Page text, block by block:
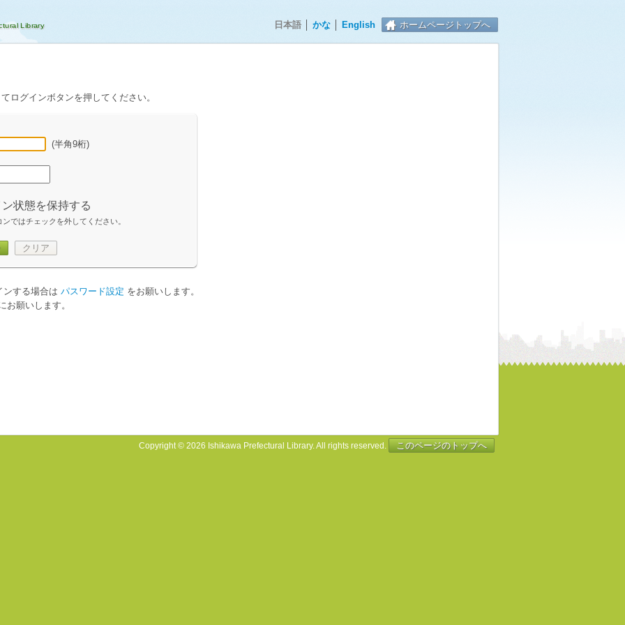
日本語 かな English ホームページトップへ
ログインボタンを押してください。
(半角9桁)
状態を保持する
ではチェックを外してください。
クリア
ンする場合は パスワード設定 をお願いします。
お願いします。
Copyright © 2026 Ishikawa Prefectural Library. All rights reserved. このページのトップへ